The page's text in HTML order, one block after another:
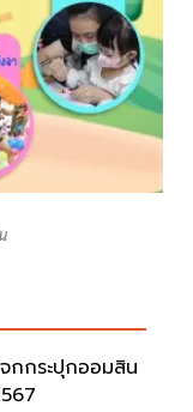
กกระปุกออมสิน